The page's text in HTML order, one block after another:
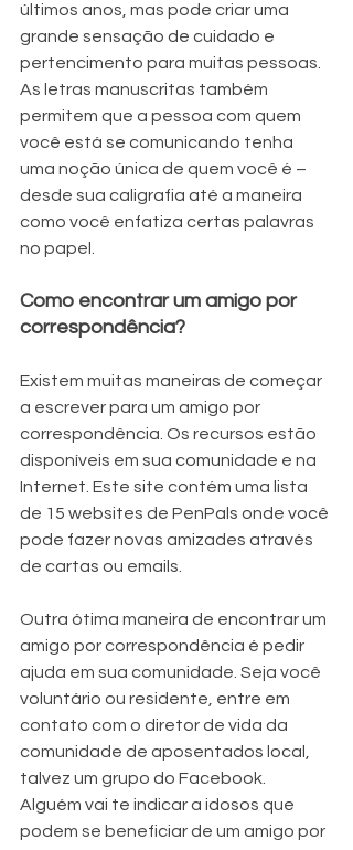
últimos anos, mas pode criar uma
grande sensação de cuidado e
pertencimento para muitas pessoas.
As letras manuscritas também
permitem que a pessoa com quem
você está se comunicando tenha
uma noção única de quem você é –
desde sua caligrafia até a maneira
como você enfatiza certas palavras
no papel.
Como encontrar um amigo por
correspondência?
Existem muitas maneiras de começar
a escrever para um amigo por
correspondência. Os recursos estão
disponíveis em sua comunidade e na
Internet. Este site contém uma lista
de 15 websites de PenPals onde você
pode fazer novas amizades através
de cartas ou emails.
Outra ótima maneira de encontrar um
amigo por correspondência é pedir
ajuda em sua comunidade. Seja você
voluntário ou residente, entre em
contato com o diretor de vida da
comunidade de aposentados local,
talvez um grupo do Facebook.
Alguém vai te indicar a idosos que
podem se beneficiar de um amigo por